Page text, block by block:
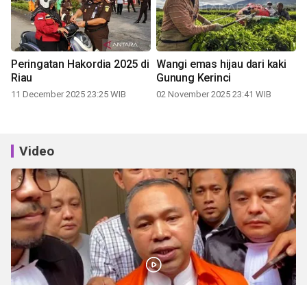
Peringatan Hakordia 2025 di
Riau
11 December 2025 23:25 WIB
Wangi emas hijau dari kaki
Gunung Kerinci
02 November 2025 23:41 WIB
Video